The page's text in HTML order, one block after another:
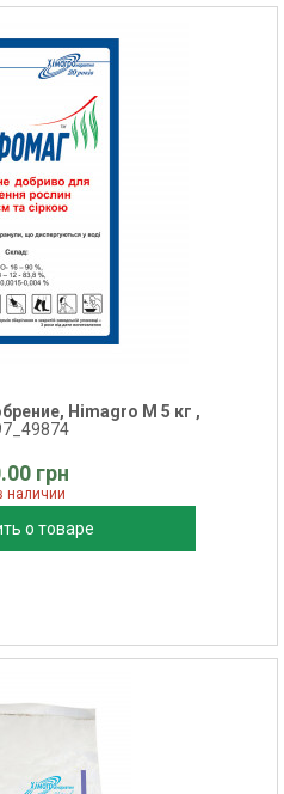
Himagro M 5 кг ,
грн
наличии
о товаре